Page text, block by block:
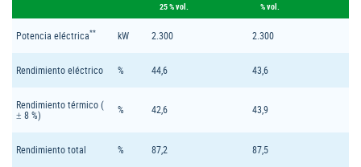
25 % vol.
% vol.
Potencia eléctrica** kW 2.300 2.300
Rendimiento eléctrico % 44,6 43,6
Rendimiento térmico (
± 8 %)
% 42,6 43,9
Rendimiento total % 87,2 87,5